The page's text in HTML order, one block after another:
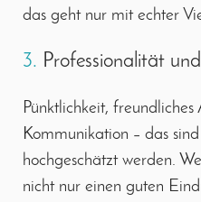
das geht nur mit echter
3. Professionalität
Pünktlichkeit,
Kommunikation – das
hochgeschätzt werden.
nicht nur einen guten